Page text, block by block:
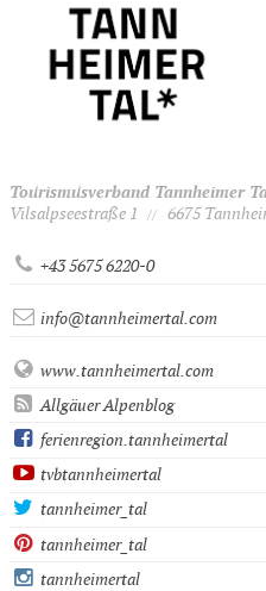
Tourismusverband Tannheimer
Vilsalpseestraße 1
// 6675
+43 5675 6220-0
info@tannheimertal.com
www.tannheimertal.com
Allgäuer Alpenblog
ferienregion.tannheimertal
tvbtannheimertal
tannheimer_tal
tannheimer_tal
tannheimertal